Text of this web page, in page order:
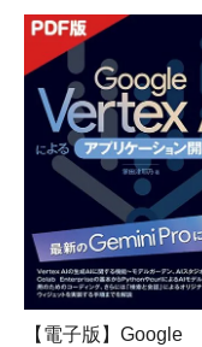
【電子版】Google